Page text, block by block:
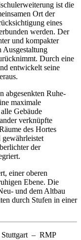
ist die
Ort der
eines
werden. Der
und kompakter
Ausgestaltung
Durch eine
entwickelt seine
abgesenkten Ruhe-
maximale
Gebäude
verknüpfte
des Hortes
der
einer oberen
Ebene. Die
und dem Altbau
durch Stufen in einer
– RMP